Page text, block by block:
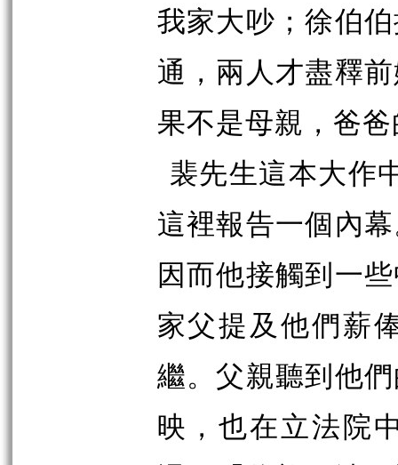
我家大吵；徐伯
通，兩人才盡釋
果不是母親，爸
裴先生這本大作
這裡報告一個內
因而他接觸到一
家父提及他們薪
繼。父親聽到他
映，也在立法院